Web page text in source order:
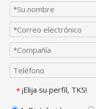
* ¡Elija su perfil, TKS!